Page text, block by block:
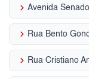
keyboard_arrow_right Avenida
keyboard_arrow_right Rua Bento
keyboard_arrow_right Rua Cristiano